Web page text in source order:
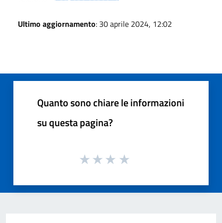
Ultimo aggiornamento: 30 aprile 2024, 12:02
Quanto sono chiare le informazioni
su questa pagina?